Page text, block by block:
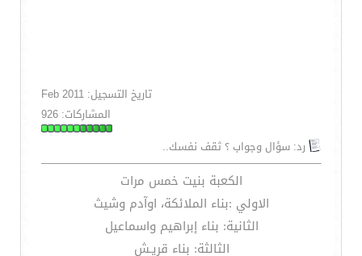
تاريخ التسجيل: Feb 2011
المشاركات: 926
رد: سؤال وجواب ؟ ثقف نفسك..
الكعبة بنيت خمس مرات
الاولي :بناء الملائكة، اوآدم وشيث
الثانية: بناء إبراهيم واسماعيل
الثالثة: بناء قريـش